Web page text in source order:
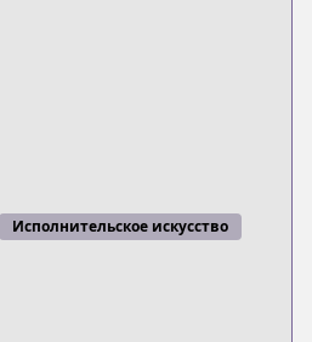
Исполнительское искусство